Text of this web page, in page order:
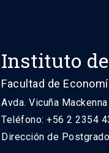
Instituto
Facultad de
Avda. Vicuña
Teléfono: +56 2 2354
Dirección de